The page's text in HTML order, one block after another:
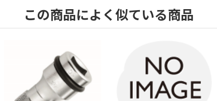
この商品によく似ている商品